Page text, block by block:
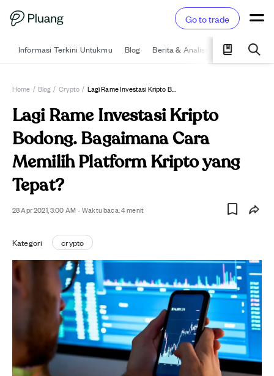
Go to trade
Informasi Terkini Untukmu Blog Berita & Analisis Pelajari
Home / Blog / Crypto / Lagi Rame Investasi Kripto Bodong. Bagaimana Cara Memilih Platform Kripto Yang Tepat?
Lagi Rame Investasi Kripto
Bodong. Bagaimana Cara
Memilih Platform Kripto yang
Tepat?
28 Apr 2021, 3:00 AM · Waktu baca:4menit
Kategori crypto